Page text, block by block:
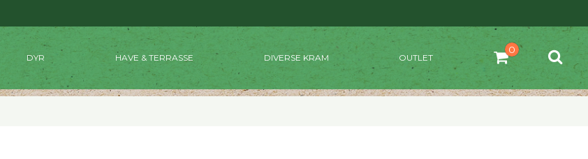
DYR HAVE & TERRASSE DIVERSE KRAM OUTLET